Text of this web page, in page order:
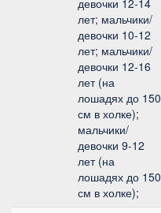
девочки 12-14
лет; мальчики/
девочки 10-12
лет; мальчики/
девочки 12-16
лет (на
лошадях до 150
см в холке);
мальчики/
девочки 9-12
лет (на
лошадях до 150
см в холке);